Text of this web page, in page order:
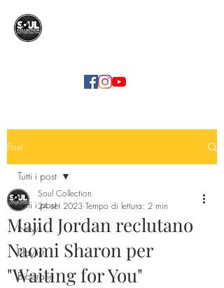
Post
Tutti i post
News
Playlist
Biografie
Tutti i post
Majid Jordan reclutano
Naomi Sharon per
"Waiting for You"
Soul Collection
24 set 2023 Tempo di lettura: 2 min